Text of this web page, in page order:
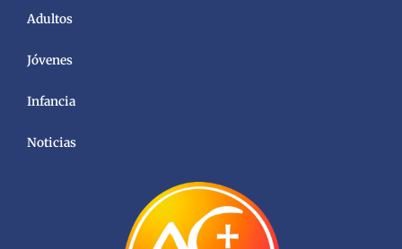
Adultos
Jóvenes
Infancia
Noticias